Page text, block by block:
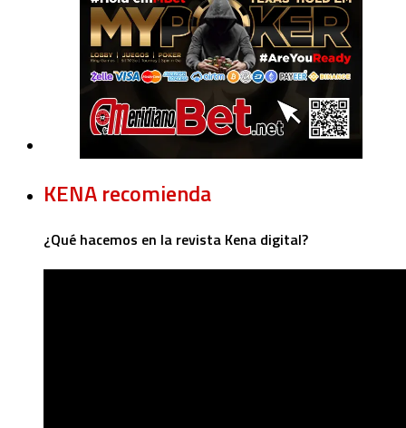
KENA recomienda
¿Qué hacemos en la revista Kena digital?